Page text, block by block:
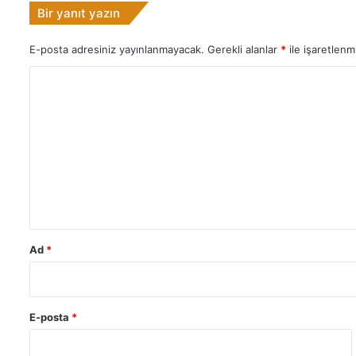
r
i
Bir yanıt yazın
E-posta adresiniz yayınlanmayacak. Gerekli alanlar * ile
Ad *
E-posta *